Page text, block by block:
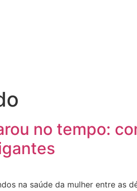
no tempo:
na saúde da mulher entre as